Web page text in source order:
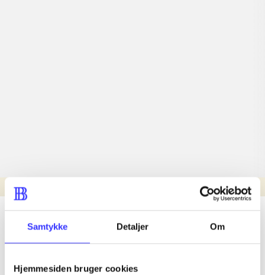
Samtykke Detaljer Om
Hjemmesiden bruger cookies
Nyhed
lorem ipsum dolor sit amet ...